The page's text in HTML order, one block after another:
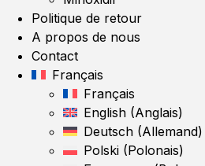
Politique de retour
A propos de nous
Contact
Français
Français
English (Anglais)
Deutsch (Allemand)
Polski (Polonais)